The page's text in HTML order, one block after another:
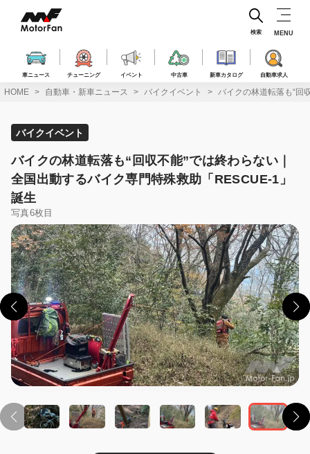
ス
車ニュース チューニング イベント 中古車 新車カタログ 自動車求人
検索 MENU
HOME 自動車・新車ニュース バイクイベント バイクの林道転落も“回
バイクイベント
バイクの林道転落も“回収不能”では終わらない｜
全国出動するバイク専門特殊救助「RESCUE-1」
誕生
写真6枚目